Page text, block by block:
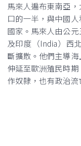
馬來人遍布東南亞
口的一半，與中國
國家。馬來人由公
及印度（India）西
斷擴散。他們主導
伸延至歐洲殖民時
作奴隸，也有政治流